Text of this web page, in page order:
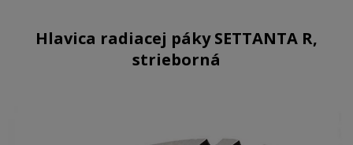
Hlavica radiacej páky SETTANTA R,
strieborná